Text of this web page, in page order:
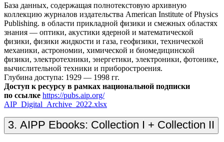
База данных, содержащая полнотекстовую архивную
коллекцию журналов издательства American Institute of Physics
Publishing. в области прикладной физики и смежных областях
знания — оптики, акустики ядерной и математической
физики, физики жидкости и газа, геофизики, технической
механики, астрономии, химической и биомедицинской
физики, электротехники, энергетики, электроники, фотонике,
вычислительной техники и приборостроения.
Глубина доступа: 1929 — 1998 гг.
Доступ к ресурсу в рамках национальной подписки
по ссылке https://pubs.aip.org/
AIP_Digital_Archive_2022.xlsx
3. AIPP Ebooks: Collection I + Collection II